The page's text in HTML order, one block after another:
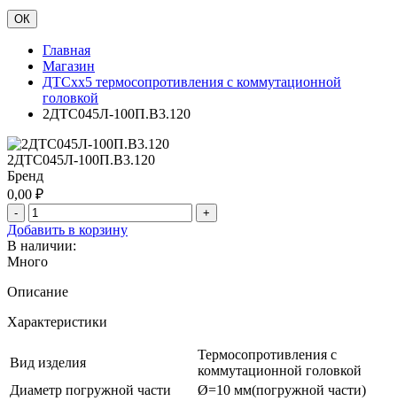
ОК
Главная
Магазин
ДТСхх5 термосопротивления с коммутационной
головкой
2ДТС045Л-100П.В3.120
2ДТС045Л-100П.В3.120
Бренд
0,00 ₽
- +
Добавить в корзину
В наличии:
Много
Описание
Характеристики
Вид изделия
Термосопротивления с
коммутационной головкой
Диаметр погружной части
Ø=10 мм(погружной части)